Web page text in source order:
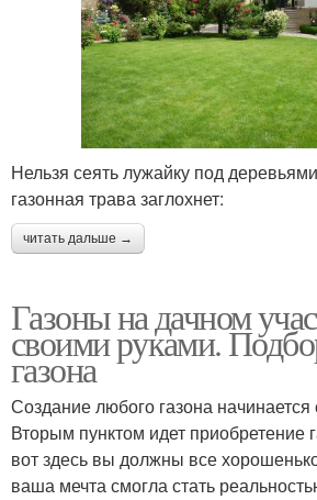
Нельзя сеять лужайку под
газонная трава заглохнет:
читать дальше →
Газоны на дачном
своими руками.
газона
Создание любого газона
Вторым пунктом идет приобретение
вот здесь вы должны все
ваша мечта смогла стать